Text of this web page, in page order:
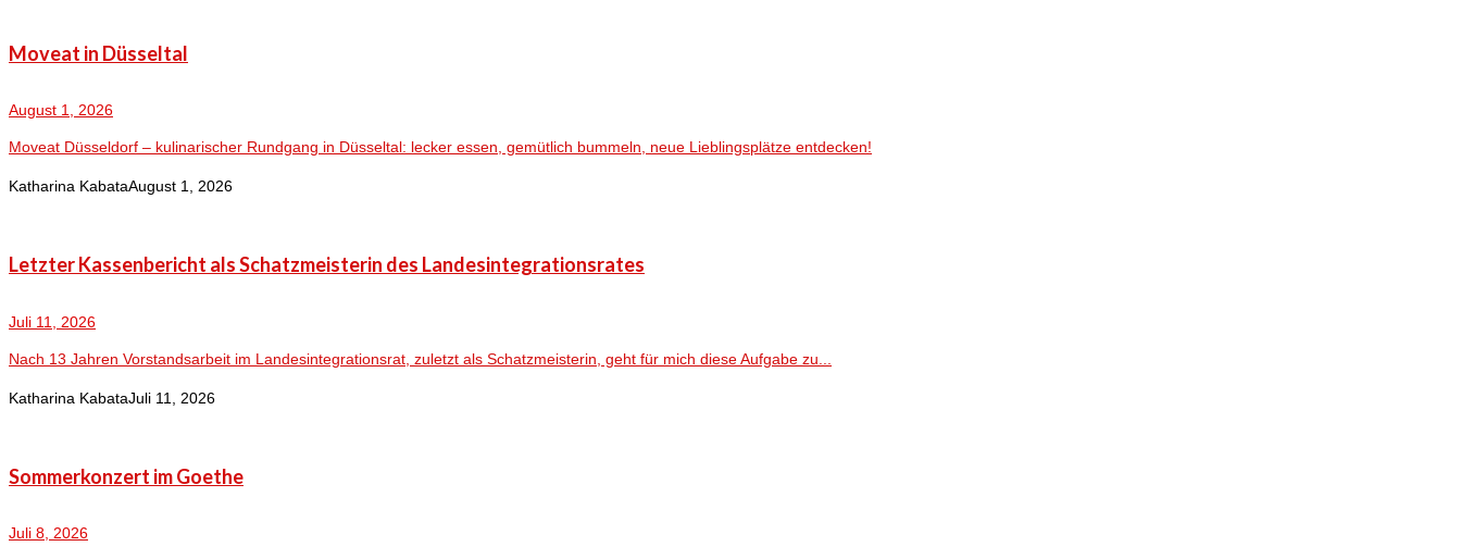
Moveat in Düsseltal
August 1, 2026
Moveat Düsseldorf – kulinarischer Rundgang in Düsseltal: lecker essen, gemütlich bummeln, neue Lieblingsplätze entdecken!
Katharina KabataAugust 1, 2026
Letzter Kassenbericht als Schatzmeisterin des Landesintegrationsrates
Juli 11, 2026
Nach 13 Jahren Vorstandsarbeit im Landesintegrationsrat, zuletzt als Schatzmeisterin, geht für mich diese Aufgabe zu...
Katharina KabataJuli 11, 2026
Sommerkonzert im Goethe
Juli 8, 2026